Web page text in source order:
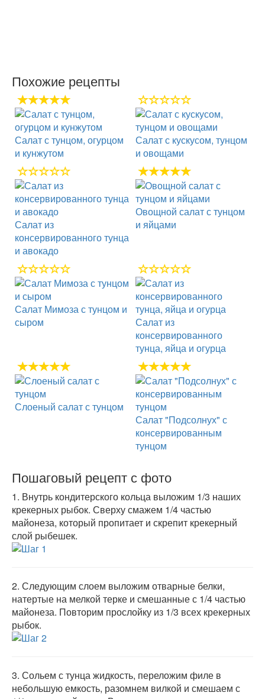
Похожие рецепты
Салат с тунцом, огурцом
и кунжутом
Салат с кускусом, тунцом
и овощами
Салат из
консервированного тунца
и авокадо
Овощной салат с тунцом
и яйцами
Салат Мимоза с тунцом и
сыром
Салат из
консервированного
тунца, яйца и огурца
Слоеный салат с тунцом
Салат "Подсолнух" с
консервированным
тунцом
Пошаговый рецепт с фото
1. Внутрь кондитерского кольца выложим 1/3 наших
крекерных рыбок. Сверху смажем 1/4 частью
майонеза, который пропитает и скрепит крекерный
слой рыбешек.
2. Следующим слоем выложим отварные белки,
натертые на мелкой терке и смешанные с 1/4 частью
майонеза. Повторим прослойку из 1/3 всех крекерных
рыбок.
3. Сольем с тунца жидкость, переложим филе в
небольшую емкость, разомнем вилкой и смешаем с